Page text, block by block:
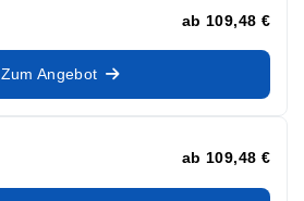
ab 109,48 €
Zum Angebot
ab 109,48 €